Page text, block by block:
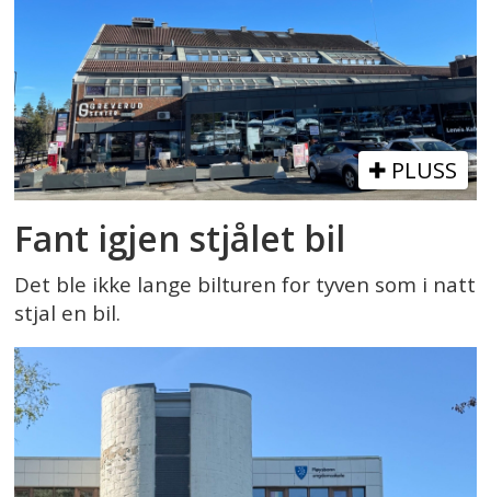
PLUSS
Fant igjen stjålet bil
Det ble ikke lange bilturen for tyven som i natt
stjal en bil.